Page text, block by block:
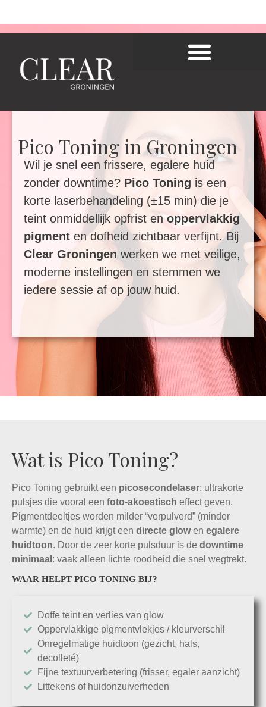
Pico Toning in Groningen
Wil je snel een frissere, egalere huid
zonder downtime? Pico Toning is een
korte laserbehandeling (±15 min) die je
teint onmiddellijk opfrist en oppervlakkig
pigment en dofheid zichtbaar verfijnt. Bij
Clear Groningen werken we met veilige,
moderne instellingen en stemmen we
iedere sessie af op jouw huid.
Wat is Pico Toning?
Pico Toning gebruikt een picosecondelaser: ultrakorte
pulsjes die vooral een foto-akoestisch effect geven.
Pigmentdeeltjes worden milder “verpulverd” (minder
warmte) en de huid krijgt een directe glowen egalere
huidtoon. Door de zeer korte pulsduur is de downtime
minimaal : vaak alleen lichte roodheid die snel wegtrekt.
WAAR HELPT PICO TONING BIJ?
Doffe teint en verlies van glow
Oppervlakkige pigmentvlekjes / kleurverschil
Onregelmatige huidtoon (gezicht, hals,
decolleté)
Fijne textuurverbetering (frisser, egaler aanzicht)
Littekens of huidonzuiverheden